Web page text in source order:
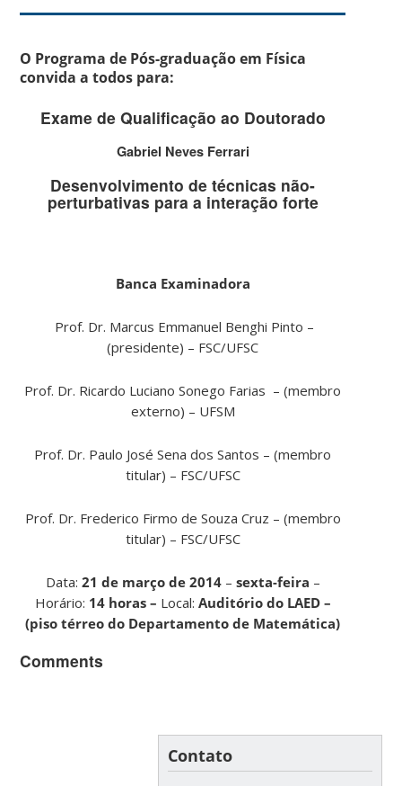
O Programa de Pós-graduação em Física
convida a todos para:
Exame de Qualificação ao Doutorado
Gabriel Neves Ferrari
Desenvolvimento de técnicas não-
perturbativas para a interação forte
Banca Examinadora
Prof. Dr. Marcus Emmanuel Benghi Pinto –
(presidente) – FSC/UFSC
Prof. Dr. Ricardo Luciano Sonego Farias – (membro
externo) – UFSM
Prof. Dr. Paulo José Sena dos Santos – (membro
titular) – FSC/UFSC
Prof. Dr. Frederico Firmo de Souza Cruz – (membro
titular) – FSC/UFSC
Data: 21 de março de 2014– sexta-feira –
Horário: 14 horas– Local: Auditório do LAED –
(piso térreo do Departamento de Matemática)
Comments
Contato